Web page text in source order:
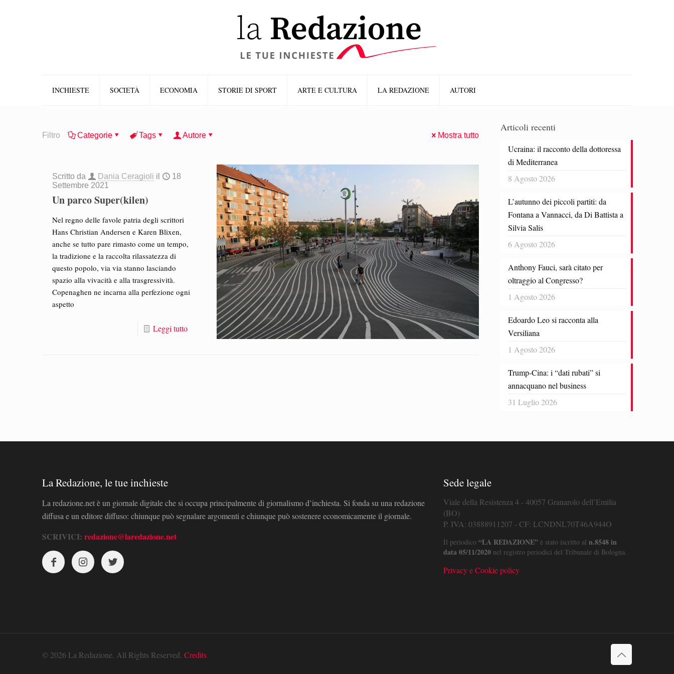
INCHIESTE SOCIETÀ ECONOMIA STORIE DI SPORT ARTE E CULTURA LA REDAZIONE AUTORI
Filtro Categorie Tags Autore Mostra tutto
Scritto da Dania Ceragioli il
18
Settembre 2021
Un parco Super(kilen)
Nel regno delle favole patria degli scrittori
Hans Christian Andersen e Karen Blixen,
anche se tutto pare rimasto come un tempo,
la tradizione e la raccolta rilassatezza di
questo popolo, via via stanno lasciando
spazio alla vivacità e alla trasgressività.
Copenaghen ne incarna alla perfezione ogni
aspetto
Leggi tutto
Articoli recenti
Ucraina: il racconto della dottoressa
di Mediterranea
8 Agosto 2026
L’autunno dei piccoli partiti: da
Fontana a Vannacci, da Di Battista a
Silvia Salis
6 Agosto 2026
Anthony Fauci, sarà citato per
oltraggio al Congresso?
1 Agosto 2026
Edoardo Leo si racconta alla
Versiliana
1 Agosto 2026
Trump-Cina: i “dati rubati” si
annacquano nel business
31 Luglio 2026
La Redazione, le tue inchieste
La redazione.net è un giornale digitale che si occupa principalmente di giornalismo d’inchiesta. Si fonda su una redazione
diffusa e un editore diffuso: chiunque può segnalare argomenti e chiunque può sostenere economicamente il giornale.
SCRIVICI: redazione@laredazione.net
Sede legale
Viale della Resistenza 4 - 40057 Granarolo dell’Emilia
(BO)
P. IVA: 03888911207 - CF: LCNDNL70T46A944O
Il periodico “LA REDAZIONE”è stato iscritto al n.8548 in
data 05/11/2020nel registro periodici del Tribunale di Bologna.
Privacy e Cookie policy
© 2026 La Redazione. All Rights Reserved. Credits